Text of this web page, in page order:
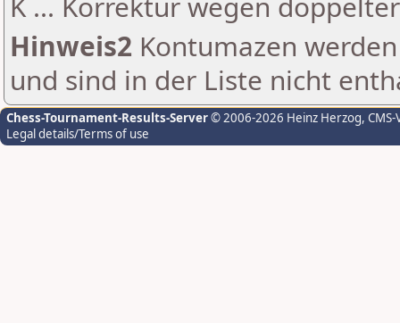
Hinweis2 Kontumazen
und sind in der Liste nicht
Chess-Tournament-Results-Server© 2006-2026 Heinz Herzog,
Legal details/Terms of use